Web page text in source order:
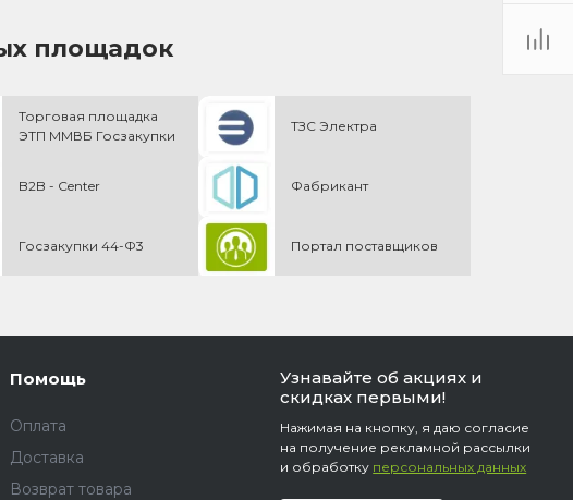
площадок
Торговая площадка
ЭТП ММВБ Госзакупки
ТЗС Электра
B2B - Center Фабрикант
Госзакупки 44-Ф3 Портал поставщиков
Помощь
Оплата
Доставка
Возврат товара
Узнавайте об акциях и
скидках первыми!
Нажимая на кнопку, я даю согласие
на получение рекламной рассылки
и обработку персональных данных